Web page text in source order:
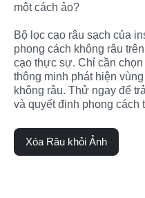
một cách ảo?
Bộ lọc cạo râu sạch của
phong cách không râu
cạo thực sự. Chỉ cần
thông minh phát hiện
không râu. Thử ngay để
và quyết định phong cách
Xóa Râu khỏi Ảnh